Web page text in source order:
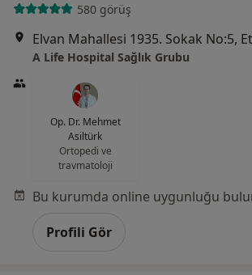
580 görüş
A Life Hospital Sağlık Grubu
Op. Dr. Mehmet
Asiltürk
Ortopedi ve
travmatoloji
Profili Gör